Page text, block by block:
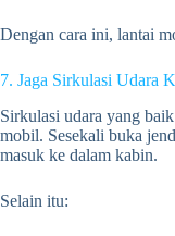
Dengan cara ini, lantai
7. Jaga Sirkulasi Udara
Sirkulasi udara yang
mobil. Sesekali buka
masuk ke dalam kabin.
Selain itu: